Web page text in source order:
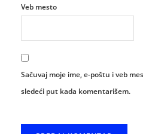
Veb mesto
Sačuvaj moje ime, e-poštu i veb
sledeći put kada komentarišem.